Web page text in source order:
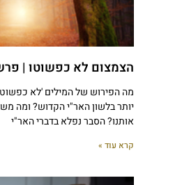
הצמצום לא כפשוטו |
מה הפירוש של המילים 'לא
יותר בלשון האר"י הקדוש? ומה
אותנו? הסבר נפלא בדברי האר"י
קרא עוד »